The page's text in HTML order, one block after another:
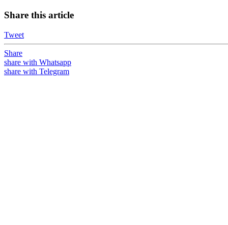
Share this article
Tweet
Share
share with Whatsapp
share with Telegram